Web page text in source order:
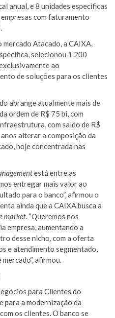
anual, e 8 unidades especificas
com faturamento
Atacado, a CAIXA,
selecionou 1.200
ao
de soluções para os clientes
abrange atualmente mais de
ordem de R$ 75 bi, com
com saldo de R$
alterar a composição da
hoje concentrada nas
está entre as
entregar mais valor ao
para o banco”, afirmou o
ainda que a CAIXA busca a
market. “Queremos nos
empresa, aumentando a
desse nicho, com a oferta
e atendimento segmentado,
afirmou.
para Clientes do
para a modernização da
os clientes. O banco se